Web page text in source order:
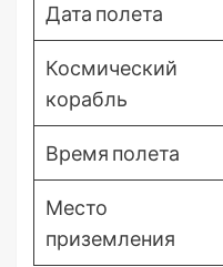
Дата полета
Космический
корабль
Время полета
Место
приземления